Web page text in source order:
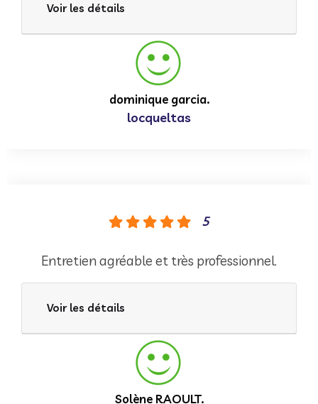
Voir les détails
dominique garcia.
locqueltas
5
Entretien agréable et très professionnel.
Voir les détails
Solène RAOULT.